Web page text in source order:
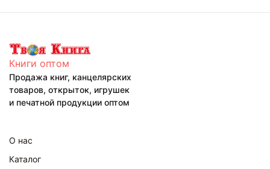
Книги оптом
Продажа книг, канцелярских
товаров, открыток, игрушек
и печатной продукции оптом
О нас
Каталог